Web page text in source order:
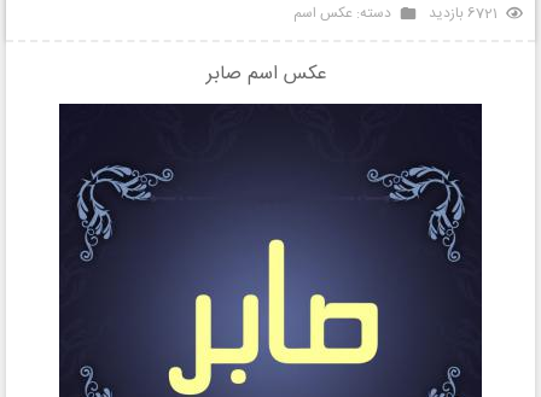
6721 بازدید دسته: عکس اسم
عکس اسم صابر